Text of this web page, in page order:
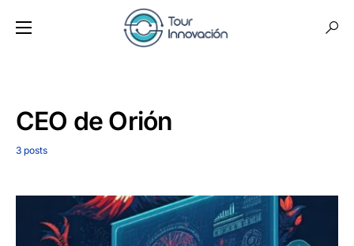
CEO de Orión
3 posts